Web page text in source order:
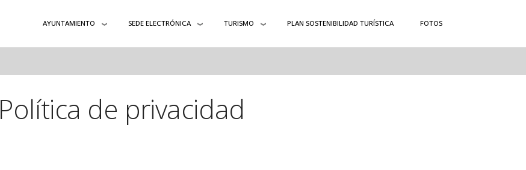
AYUNTAMIENTO SEDE ELECTRÓNICA TURISMO PLAN SOSTENIBILIDAD TURÍSTICA FOTOS
Política de privacidad